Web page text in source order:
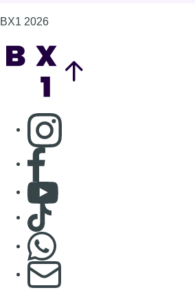
BX1 2026
Consulter page Instagram
Consulter page Facebook
Consulter Youtube
Consulter TikTok
S'abonner à notre newsletter